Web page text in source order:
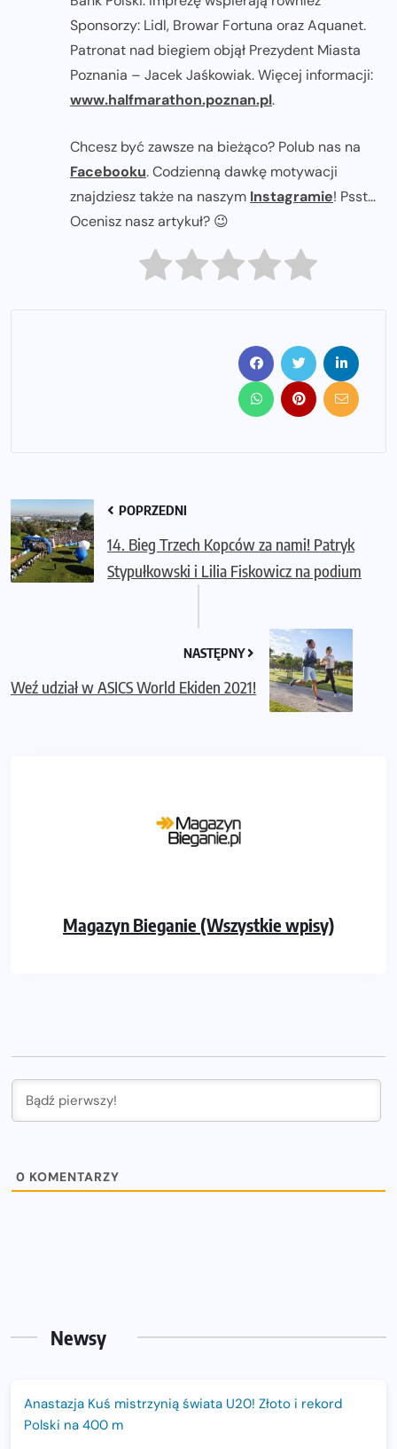
Sponsorzy: Lidl, Browar Fortuna oraz Aquanet.
Patronat nad biegiem objął Prezydent Miasta
Poznania – Jacek Jaśkowiak. Więcej informacji:
www.halfmarathon.poznan.pl.
Chcesz być zawsze na bieżąco? Polub nas na
Facebooku. Codzienną dawkę motywacji
znajdziesz także na naszym Instagramie! Psst...
Ocenisz nasz artykuł? 😉
POPRZEDNI
14. Bieg Trzech Kopców za nami! Patryk
Stypułkowski i Lilia Fiskowicz na podium
NASTĘPNY
Weź udział w ASICS World Ekiden 2021!
Magazyn Bieganie (Wszystkie wpisy)
0 KOMENTARZY
Newsy
Anastazja Kuś mistrzynią świata U20! Złoto i rekord
Polski na 400 m